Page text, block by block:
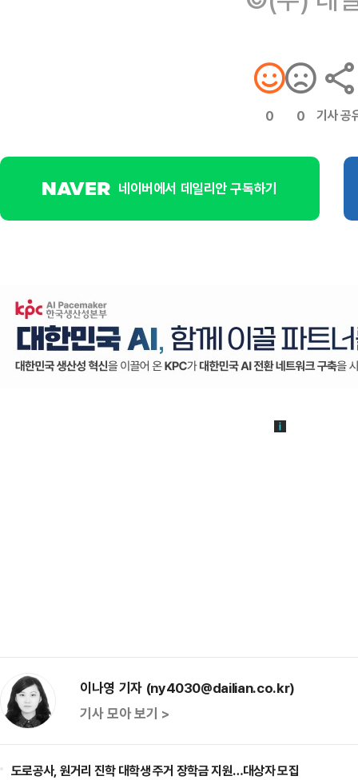
0 0 기사 공
네이버에서 데일리안 구독하기
이나영 기자 (ny4030@dailian.co.kr)
기사 모아 보기 >
도로공사, 원거리 진학 대학생 주거 장학금 지원…대상자 모집